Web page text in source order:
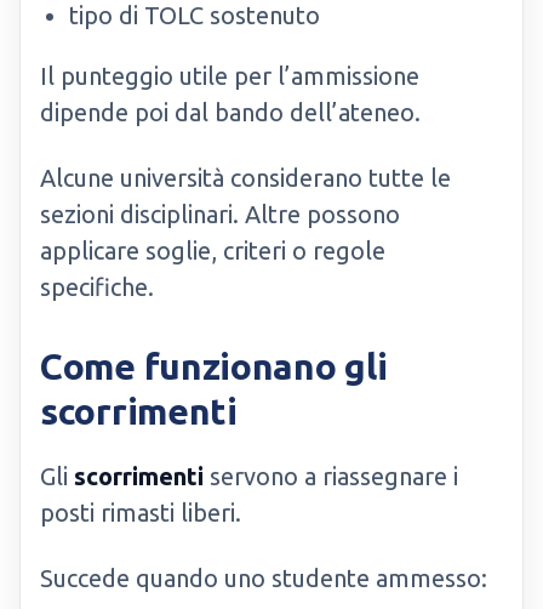
tipo di TOLC sostenuto
Il punteggio utile per l’ammissione
dipende poi dal bando dell’ateneo.
Alcune università considerano tutte le
sezioni disciplinari. Altre possono
applicare soglie, criteri o regole
specifiche.
Come funzionano gli
scorrimenti
Gli scorrimenti servono a riassegnare i
posti rimasti liberi.
Succede quando uno studente ammesso: